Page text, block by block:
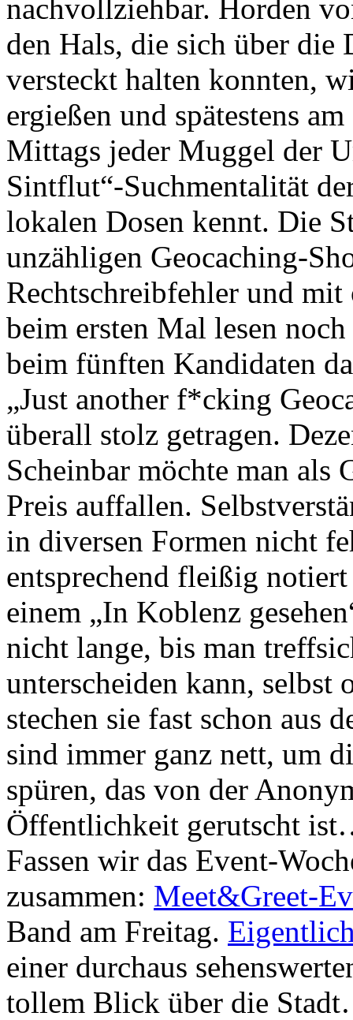
nachvollziehbar. Horden
den Hals, die sich über die
versteckt halten konnten,
ergießen und spätestens
Mittags jeder Muggel der
Sintflut“-Suchmentalität
lokalen Dosen kennt. Die
unzähligen Geocaching-
Rechtschreibfehler und
beim ersten Mal lesen
beim fünften Kandidaten
„Just another f*cking
überall stolz getragen.
Scheinbar möchte man als
Preis auffallen.
in diversen Formen nicht
entsprechend fleißig
einem „In Koblenz
nicht lange, bis man
unterscheiden kann, selbst
stechen sie fast schon aus
sind immer ganz nett, um
spüren, das von der
Öffentlichkeit gerutscht
Fassen wir das Event-
zusammen: Meet&Greet-
Band am Freitag.
einer durchaus
tollem Blick über die